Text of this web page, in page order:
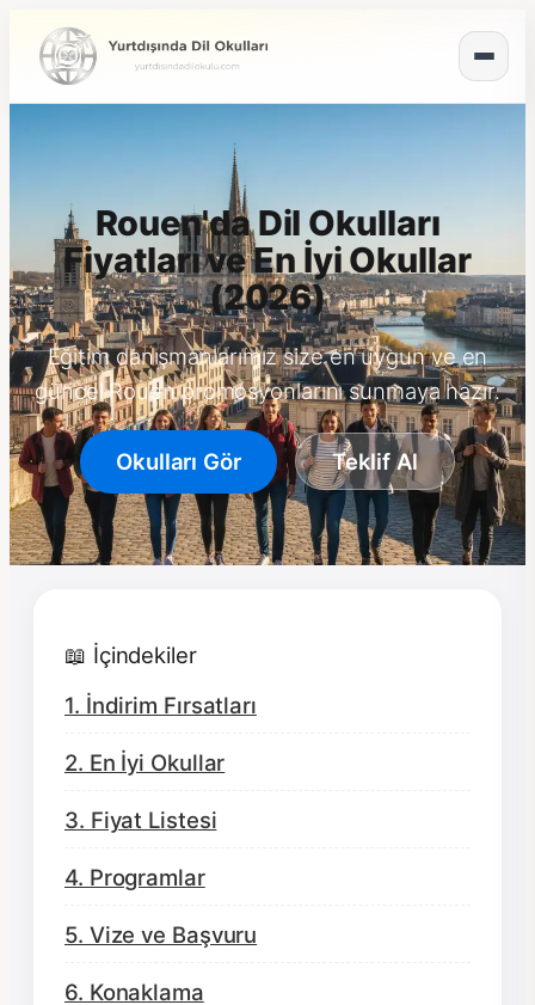
Rouen'da Dil Okulları
Fiyatları ve En İyi Okullar
(2026)
Eğitim danışmanlarımız size en uygun ve en
güncel Rouen promosyonlarını sunmaya hazır.
Okulları Gör Teklif Al
📖 İçindekiler
1. İndirim Fırsatları
2. En İyi Okullar
3. Fiyat Listesi
4. Programlar
5. Vize ve Başvuru
6. Konaklama